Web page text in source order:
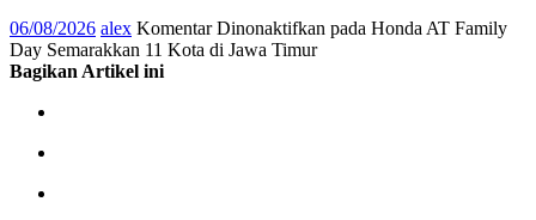
06/08/2026 alex Komentar Dinonaktifkan pada Honda AT Family
Day Semarakkan 11 Kota di Jawa Timur
Bagikan Artikel ini